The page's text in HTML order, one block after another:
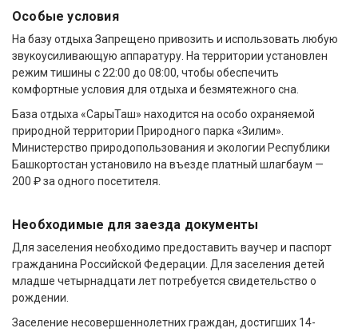
Особые условия
На базу отдыха Запрещено привозить и использовать любую
звукоусиливающую аппаратуру. На территории установлен
режим тишины с 22:00 до 08:00, чтобы обеспечить
комфортные условия для отдыха и безмятежного сна.
База отдыха «СарыТаш» находится на особо охраняемой
природной территории Природного парка «Зилим».
Министерство природопользования и экологии Республики
Башкортостан установило на въезде платный шлагбаум —
200 ₽ за одного посетителя.
Необходимые для заезда документы
Для заселения необходимо предоставить ваучер и паспорт
гражданина Российской Федерации. Для заселения детей
младше четырнадцати лет потребуется свидетельство о
рождении.
Заселение несовершеннолетних граждан, достигших 14-